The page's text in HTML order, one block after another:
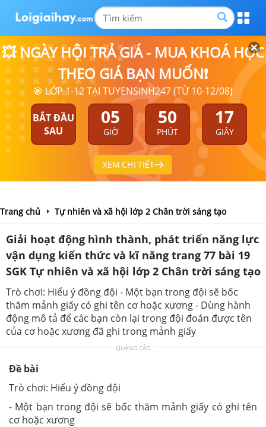
💥 NGÀY HỘI TRẢ GIÁ - MUA KHOÁ HỌC
THEO GIÁ BẠN MUỐN❗
🎯 LỚP 1-12 TẠI TUYENSINH247 (TỪ 10-12/08)
BẮT ĐẦU
SAU
05
GIỜ
50
PHÚT
17
GIÂY
XEM CHI TIẾT
Trang chủ Tự nhiên và xã hội lớp 2 Chân trời sáng tạo
Giải hoạt động hình thành, phát triển năng lực
vận dụng kiến thức và kĩ năng trang 77 bài 19
SGK Tự nhiên và xã hội lớp 2 Chân trời sáng tạo
Trò chơi: Hiểu ý đồng đội - Một bạn trong đội sẽ bốc
thăm mảnh giấy có ghi tên cơ hoặc xương - Dùng hành
động mô tả để các bạn còn lại trong đội đoán được tên
của cơ hoặc xương đã ghi trong mảnh giấy
QUẢNG CÁO
Đề bài
Trò chơi: Hiểu ý đồng đội
- Một bạn trong đội sẽ bốc thăm mảnh giấy có ghi tên
cơ hoặc xương